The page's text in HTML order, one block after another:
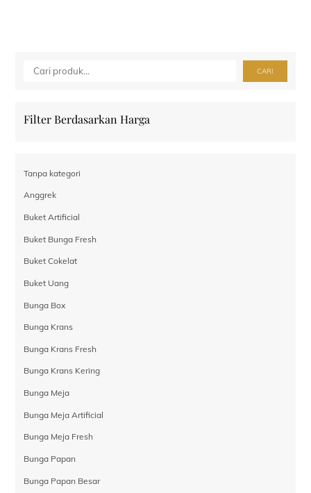
Cari CARI
Filter Berdasarkan Harga
Tanpa kategori
Anggrek
Buket Artificial
Buket Bunga Fresh
Buket Cokelat
Buket Uang
Bunga Box
Bunga Krans
Bunga Krans Fresh
Bunga Krans Kering
Bunga Meja
Bunga Meja Artificial
Bunga Meja Fresh
Bunga Papan
Bunga Papan Besar